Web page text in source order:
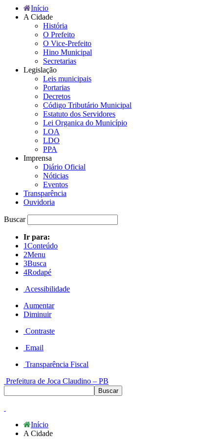
Início
A Cidade
História
O Prefeito
O Vice-Prefeito
Hino Municipal
Secretarias
Legislação
Leis municipais
Portarias
Decretos
Código Tributário Municipal
Estatuto dos Servidores
Lei Organica do Município
LOA
LDO
PPA
Imprensa
Diário Oficial
Nóticias
Eventos
Transparência
Ouvidoria
Buscar
Ir para:
1Conteúdo
2Menu
3Busca
4Rodapé
Acessibilidade
Aumentar
Diminuir
Contraste
Email
Transparência Fiscal
Prefeitura de Joca Claudino – PB
Início
A Cidade